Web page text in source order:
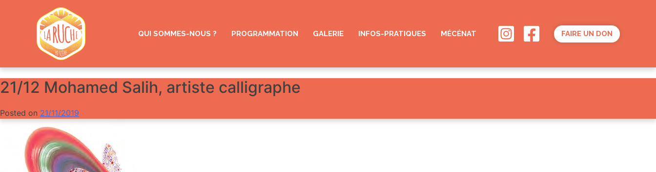
QUI SOMMES-NOUS ? PROGRAMMATION GALERIE INFOS-PRATIQUES MÉCÉNAT FAIRE UN DON
21/12 Mohamed Salih, artiste calligraphe
Posted on 21/11/2019